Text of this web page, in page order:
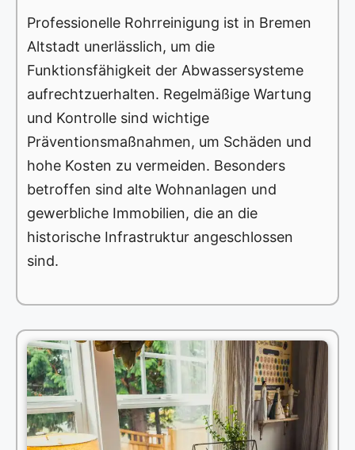
Professionelle Rohrreinigung ist in Bremen
Altstadt unerlässlich, um die
Funktionsfähigkeit der Abwassersysteme
aufrechtzuerhalten. Regelmäßige Wartung
und Kontrolle sind wichtige
Präventionsmaßnahmen, um Schäden und
hohe Kosten zu vermeiden. Besonders
betroffen sind alte Wohnanlagen und
gewerbliche Immobilien, die an die
historische Infrastruktur angeschlossen
sind.